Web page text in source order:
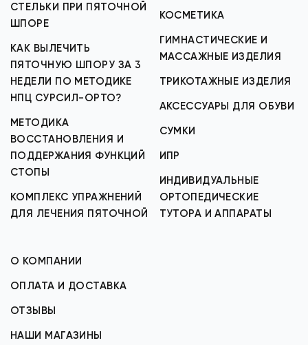
СТЕЛЬКИ ПРИ ПЯТОЧНОЙ
ШПОРЕ
КАК ВЫЛЕЧИТЬ
ПЯТОЧНУЮ ШПОРУ ЗА 3
НЕДЕЛИ ПО МЕТОДИКЕ
НПЦ СУРСИЛ-ОРТО?
МЕТОДИКА
ВОССТАНОВЛЕНИЯ И
ПОДДЕРЖАНИЯ ФУНКЦИЙ
СТОПЫ
КОМПЛЕКС УПРАЖНЕНИЙ
ДЛЯ ЛЕЧЕНИЯ ПЯТОЧНОЙ
КОСМЕТИКА
ГИМНАСТИЧЕСКИЕ И
МАССАЖНЫЕ ИЗДЕЛИЯ
ТРИКОТАЖНЫЕ ИЗДЕЛИЯ
АКСЕССУАРЫ ДЛЯ ОБУВИ
СУМКИ
ИПР
ИНДИВИДУАЛЬНЫЕ
ОРТОПЕДИЧЕСКИЕ
ТУТОРА И АППАРАТЫ
О КОМПАНИИ
ОПЛАТА И ДОСТАВКА
ОТЗЫВЫ
НАШИ МАГАЗИНЫ